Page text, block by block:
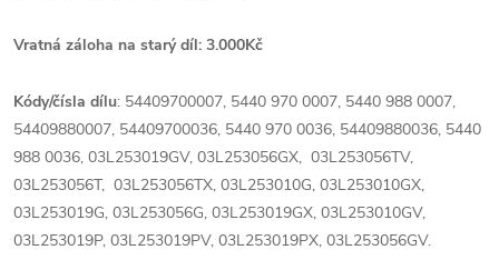
Vratná záloha na starý díl: 3.000Kč
Kódy/čísla dílu: 54409700007, 5440 970 0007, 5440 988 0007,
54409880007, 54409700036, 5440 970 0036, 54409880036, 5440
988 0036, 03L253019GV, 03L253056GX, 03L253056TV,
03L253056T, 03L253056TX, 03L253010G, 03L253010GX,
03L253019G, 03L253056G, 03L253019GX, 03L253010GV,
03L253019P, 03L253019PV, 03L253019PX, 03L253056GV.